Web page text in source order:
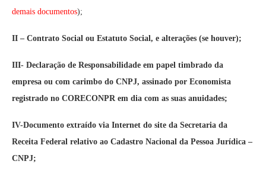
demais documentos);
II – Contrato Social ou Estatuto Social, e alterações (se houver);
III- Declaração de Responsabilidade em papel timbrado da
empresa ou com carimbo do CNPJ, assinado por Economista
registrado no CORECONPR em dia com as suas anuidades;
IV-Documento extraído via Internet do site da Secretaria da
Receita Federal relativo ao Cadastro Nacional da Pessoa Jurídica –
CNPJ;